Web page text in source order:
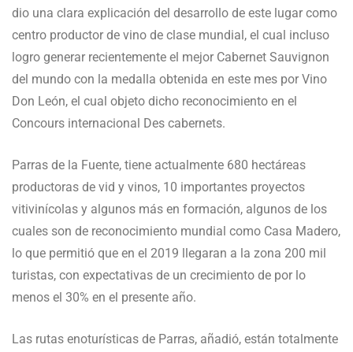
dio una clara explicación del desarrollo de este lugar como
centro productor de vino de clase mundial, el cual incluso
logro generar recientemente el mejor Cabernet Sauvignon
del mundo con la medalla obtenida en este mes por Vino
Don León, el cual objeto dicho reconocimiento en el
Concours internacional Des cabernets.
Parras de la Fuente, tiene actualmente 680 hectáreas
productoras de vid y vinos, 10 importantes proyectos
vitivinícolas y algunos más en formación, algunos de los
cuales son de reconocimiento mundial como Casa Madero,
lo que permitió que en el 2019 llegaran a la zona 200 mil
turistas, con expectativas de un crecimiento de por lo
menos el 30% en el presente año.
Las rutas enoturísticas de Parras, añadió, están totalmente